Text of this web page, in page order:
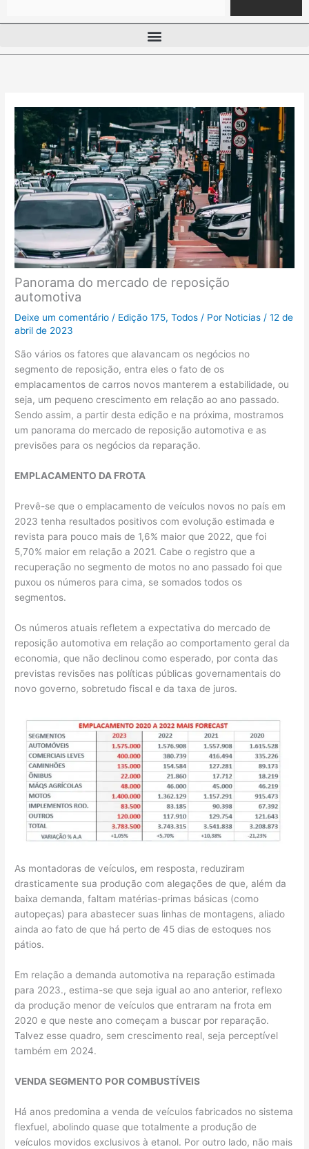
Panorama do mercado de reposição
automotiva
Deixe um comentário / Edição 175,Todos / Por Noticias /12 de
abril de 2023
São vários os fatores que alavancam os negócios no
segmento de reposição, entra eles o fato de os
emplacamentos de carros novos manterem a estabilidade, ou
seja, um pequeno crescimento em relação ao ano passado.
Sendo assim, a partir desta edição e na próxima, mostramos
um panorama do mercado de reposição automotiva e as
previsões para os negócios da reparação.
EMPLACAMENTO DA FROTA
Prevê-se que o emplacamento de veículos novos no país em
2023 tenha resultados positivos com evolução estimada e
revista para pouco mais de 1,6% maior que 2022, que foi
5,70% maior em relação a 2021. Cabe o registro que a
recuperação no segmento de motos no ano passado foi que
puxou os números para cima, se somados todos os
segmentos.
Os números atuais refletem a expectativa do mercado de
reposição automotiva em relação ao comportamento geral da
economia, que não declinou como esperado, por conta das
previstas revisões nas políticas públicas governamentais do
novo governo, sobretudo fiscal e da taxa de juros.
As montadoras de veículos, em resposta, reduziram
drasticamente sua produção com alegações de que, além da
baixa demanda, faltam matérias-primas básicas (como
autopeças) para abastecer suas linhas de montagens, aliado
ainda ao fato de que há perto de 45 dias de estoques nos
pátios.
Em relação a demanda automotiva na reparação estimada
para 2023., estima-se que seja igual ao ano anterior, reflexo
da produção menor de veículos que entraram na frota em
2020 e que neste ano começam a buscar por reparação.
Talvez esse quadro, sem crescimento real, seja perceptível
também em 2024.
VENDA SEGMENTO POR COMBUSTÍVEIS
Há anos predomina a venda de veículos fabricados no sistema
flexfuel, abolindo quase que totalmente a produção de
veículos movidos exclusivos à etanol. Por outro lado, não mais